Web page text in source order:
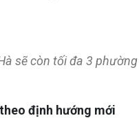
sẽ còn tối đa 3 phường
định hướng mới